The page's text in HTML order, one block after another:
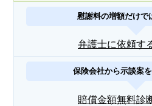
慰謝料の増額だけで
弁護士に依頼す
保険会社から示談案
賠償金額無料診